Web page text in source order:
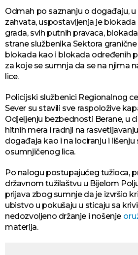
Odmah po saznanju o događaju,
zahvata, uspostavljenja je blokada
grada, svih putnih pravaca,
strane službenika Sektora granične
blokada kao i blokada određenih
za koje se sumnja da se na njima
lice.
Policijski službenici Regionalnog
Sever su stavili sve raspoložive
Odjeljenju bezbednosti Berane, u
hitnih mera i radnji na
događaja kao i na lociranju i
osumnjičenog lica.
Po nalogu postupajućeg tužioca,
državnom tužilaštvu u Bijelom
prijava zbog sumnje da je izvršio
ubistvo u pokušaju u sticaju sa
nedozvoljeno držanje i nošenje
materija.